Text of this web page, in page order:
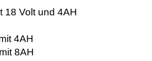
18 Volt und 4AH
4AH
8AH